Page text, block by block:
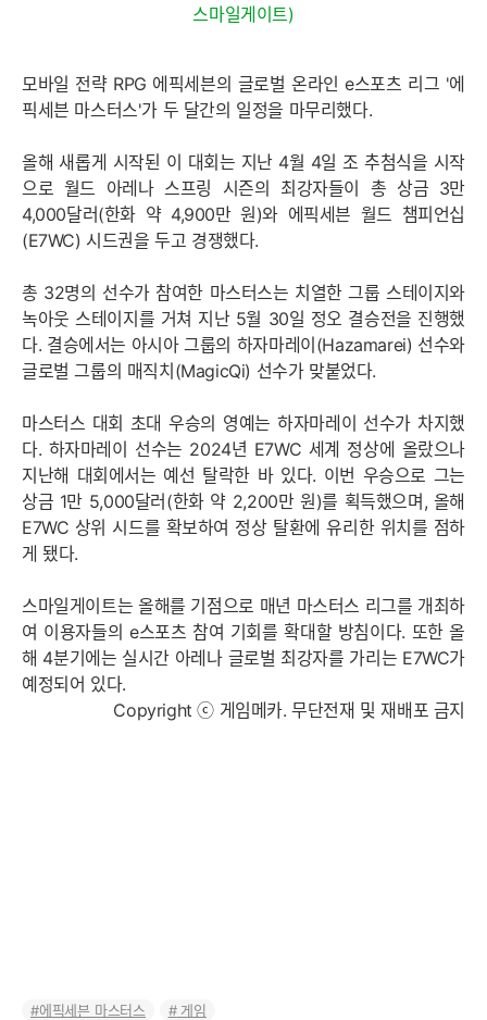
스마일게이트)
모바일 전략 RPG 에픽세븐의 글로벌 온라인 e스포츠 리그 '에
픽세븐 마스터스'가 두 달간의 일정을 마무리했다.
올해 새롭게 시작된 이 대회는 지난 4월 4일 조 추첨식을 시작
으로 월드 아레나 스프링 시즌의 최강자들이 총 상금 3만
4,000달러(한화 약 4,900만 원)와 에픽세븐 월드 챔피언십
(E7WC) 시드권을 두고 경쟁했다.
총 32명의 선수가 참여한 마스터스는 치열한 그룹 스테이지와
녹아웃 스테이지를 거쳐 지난 5월 30일 정오 결승전을 진행했
다. 결승에서는 아시아 그룹의 하자마레이(Hazamarei) 선수와
글로벌 그룹의 매직치(MagicQi) 선수가 맞붙었다.
마스터스 대회 초대 우승의 영예는 하자마레이 선수가 차지했
다. 하자마레이 선수는 2024년 E7WC 세계 정상에 올랐으나
지난해 대회에서는 예선 탈락한 바 있다. 이번 우승으로 그는
상금 1만 5,000달러(한화 약 2,200만 원)를 획득했으며, 올해
E7WC 상위 시드를 확보하여 정상 탈환에 유리한 위치를 점하
게 됐다.
스마일게이트는 올해를 기점으로 매년 마스터스 리그를 개최하
여 이용자들의 e스포츠 참여 기회를 확대할 방침이다. 또한 올
해 4분기에는 실시간 아레나 글로벌 최강자를 가리는 E7WC가
예정되어 있다.
Copyright ⓒ 게임메카. 무단전재 및 재배포 금지
에픽세븐 마스터스 게임